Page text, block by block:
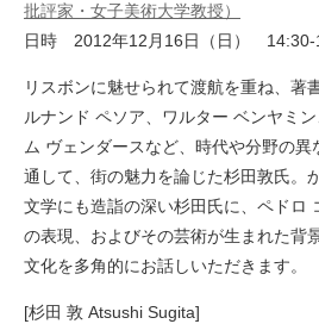
批評家・女子美術大学教授）
日時 2012年12月16日（日）
リスボンに魅せられて渡航を重ね、著
ルナンド ペソア、ワルター ベンヤミ
ム ヴェンダースなど、時代や分野の
通して、街の魅力を論じた杉田敦氏。
文学にも造詣の深い杉田氏に、ペドロ
の表現、およびその芸術が生まれた背
文化を多角的にお話しいただきます。
[杉田 敦 Atsushi Sugita]